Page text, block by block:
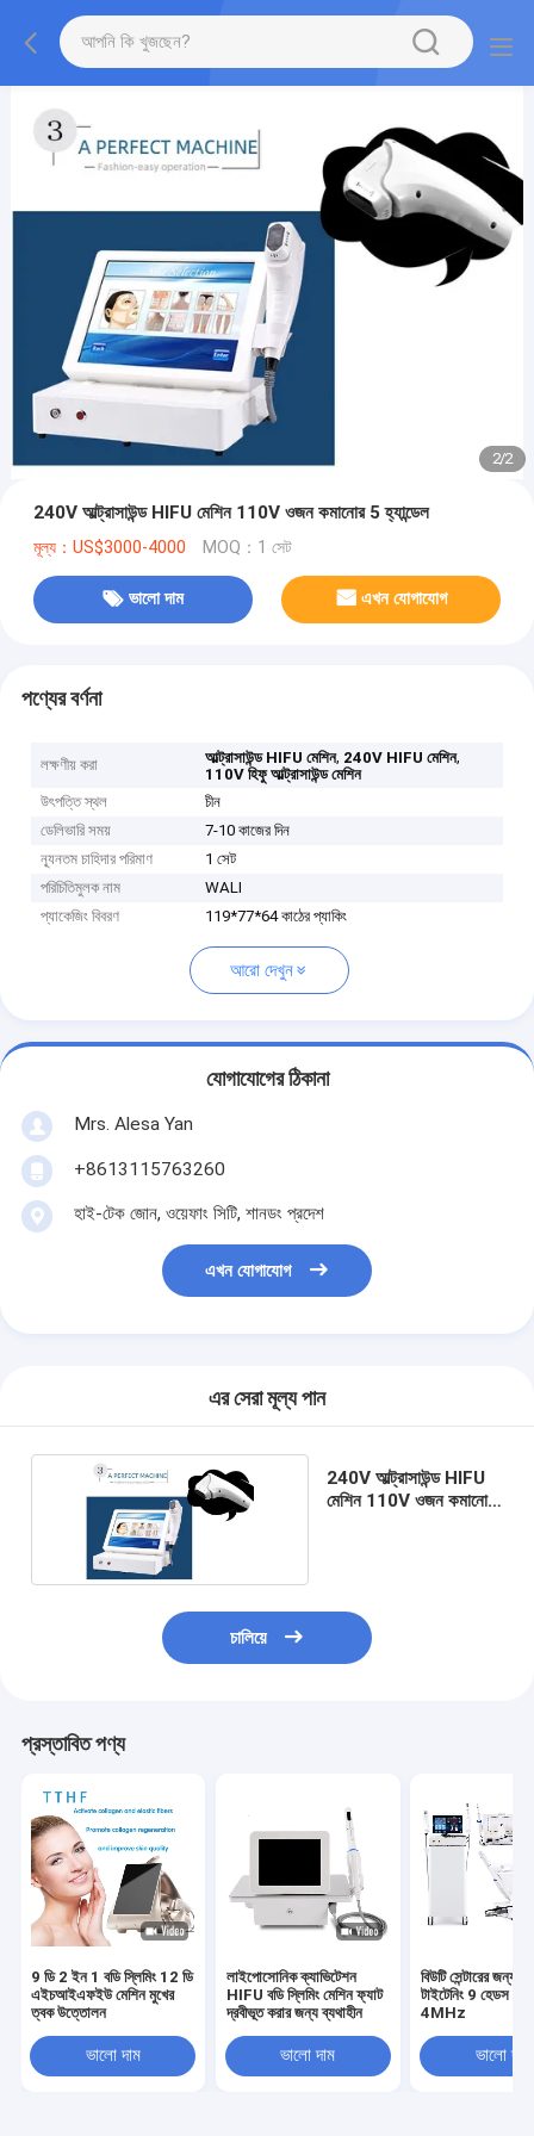
2/2
240V আল্ট্রাসাউন্ড HIFU মেশিন 110V ওজন কমানোর 5 হ্যান্ডেল
মূল্য：US$3000-4000 MOQ：1 সেট
ভালো দাম এখন যোগাযোগ
পণ্যের বর্ণনা
লক্ষণীয় করা আল্ট্রাসাউন্ড HIFU মেশিন, 240V HIFU মেশিন,
110V হিফু আল্ট্রাসাউন্ড মেশিন
উৎপত্তি স্থল
চীন
ডেলিভারি সময়
7-10 কাজের দিন
ন্যূনতম চাহিদার পরিমাণ
1 সেট
পরিচিতিমুলক নাম
WALI
প্যাকেজিং বিবরণ
119*77*64 কাঠের প্যাকিং
আরো দেখুন
যোগাযোগের ঠিকানা
Mrs. Alesa Yan
+8613115763260
হাই-টেক জোন, ওয়েফাং সিটি, শানডং প্রদেশ
এখন যোগাযোগ
এর সেরা মূল্য পান
240V আল্ট্রাসাউন্ড HIFU
মেশিন 110V ওজন কমানোর
চালিয়ে
প্রস্তাবিত পণ্য
9 ডি 2 ইন 1 বডি স্লিমিং 12 ডি
এইচআইএফইউ মেশিন মুখের
ত্বক উত্তোলন
ভালো দাম
লাইপোসোনিক ক্যাভিটেশন
HIFU বডি স্লিমিং মেশিন ফ্যাট
দ্রবীভূত করার জন্য ব্যথাহীন
ভালো দাম
বিউটি সেন্টারের জন্য
টাইটেনিং 9 হেডস
4MHz
ভালো দাম